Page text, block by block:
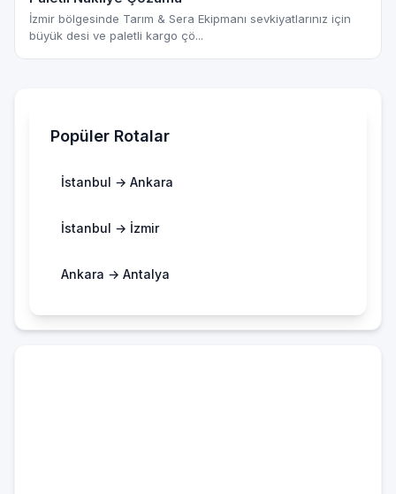
Popüler Rotalar
İstanbul → Ankara
İstanbul → İzmir
Ankara → Antalya
İzmir bölgesinde Tarım & Sera Ekipmanı sevkiyatlarınız için
büyük desi ve paletli kargo çö...